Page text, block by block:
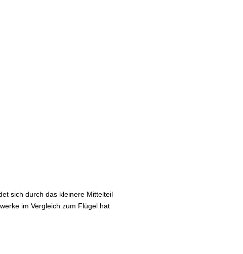
sich durch das kleinere Mittelteil
im Vergleich zum Flügel hat